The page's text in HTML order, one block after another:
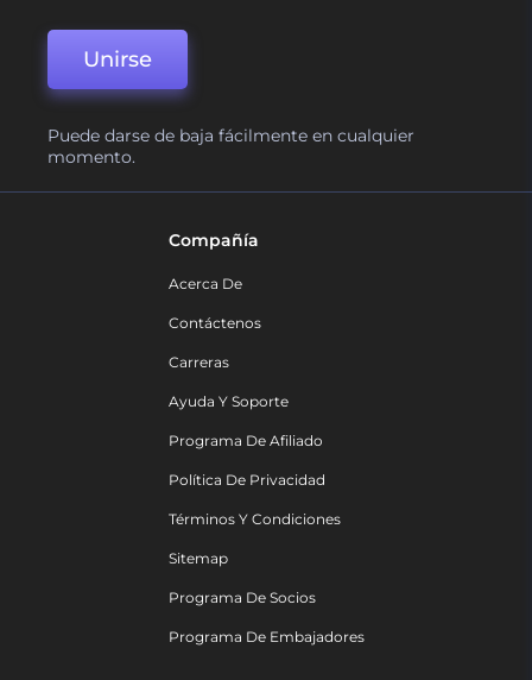
Unirse
Puede darse de baja fácilmente en cualquier
momento.
Compañía
Acerca De
Contáctenos
Carreras
Ayuda Y Soporte
Programa De Afiliado
Política De Privacidad
Términos Y Condiciones
Sitemap
Programa De Socios
Programa De Embajadores